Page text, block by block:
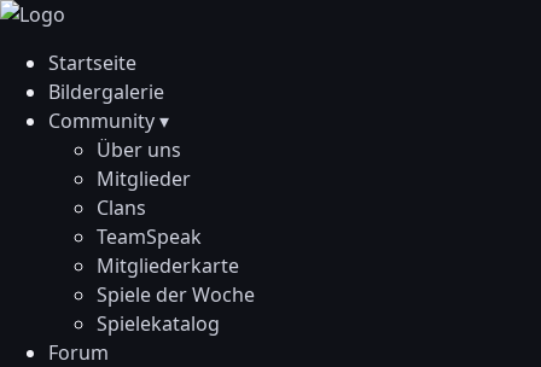
Startseite
Bildergalerie
Community ▾
Über uns
Mitglieder
Clans
TeamSpeak
Mitgliederkarte
Spiele der Woche
Spielekatalog
Forum